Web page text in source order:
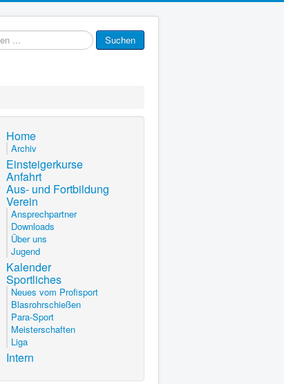
Suchen
Home
Archiv
Einsteigerkurse
Anfahrt
Aus- und Fortbildung
Verein
Ansprechpartner
Downloads
Über uns
Jugend
Kalender
Sportliches
Neues vom Profisport
Blasrohrschießen
Para-Sport
Meisterschaften
Liga
Intern